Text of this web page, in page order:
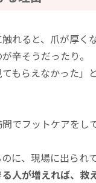
れると、爪が厚く
辛そうだったり。
てもらえなかった」
でフットケアをし
に、現場に出られ
人が増えれば、救